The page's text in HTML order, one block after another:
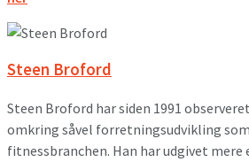
Steen Broford
Steen Broford har siden 1991
omkring såvel forretningsudvikling
fitnessbranchen. Han har udgivet mere